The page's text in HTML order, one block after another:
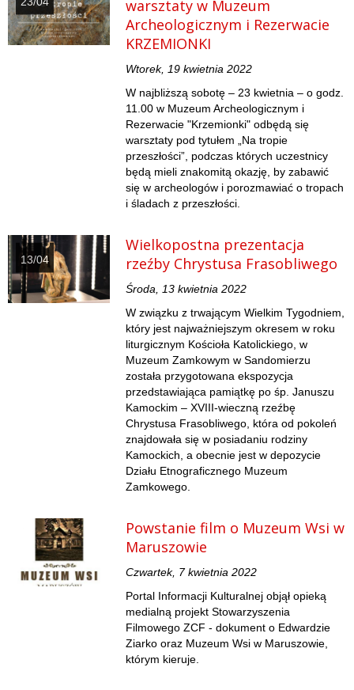
warsztaty w Muzeum
Archeologicznym i Rezerwacie
KRZEMIONKI
Wtorek, 19 kwietnia 2022
W najbliższą sobotę – 23 kwietnia – o godz.
11.00 w Muzeum Archeologicznym i
Rezerwacie "Krzemionki" odbędą się
warsztaty pod tytułem „Na tropie
przeszłości”, podczas których uczestnicy
będą mieli znakomitą okazję, by zabawić
się w archeologów i porozmawiać o tropach
i śladach z przeszłości.
13/04
Wielkopostna prezentacja
rzeźby Chrystusa Frasobliwego
Środa, 13 kwietnia 2022
W związku z trwającym Wielkim Tygodniem,
który jest najważniejszym okresem w roku
liturgicznym Kościoła Katolickiego, w
Muzeum Zamkowym w Sandomierzu
została przygotowana ekspozycja
przedstawiająca pamiątkę po śp. Januszu
Kamockim – XVIII-wieczną rzeźbę
Chrystusa Frasobliwego, która od pokoleń
znajdowała się w posiadaniu rodziny
Kamockich, a obecnie jest w depozycie
Działu Etnograficznego Muzeum
Zamkowego.
Powstanie film o Muzeum Wsi w
Maruszowie
Czwartek, 7 kwietnia 2022
Portal Informacji Kulturalnej objął opieką
medialną projekt Stowarzyszenia
Filmowego ZCF - dokument o Edwardzie
Ziarko oraz Muzeum Wsi w Maruszowie,
którym kieruje.